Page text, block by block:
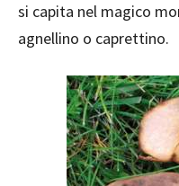
si capita nel magico
agnellino o caprettino.